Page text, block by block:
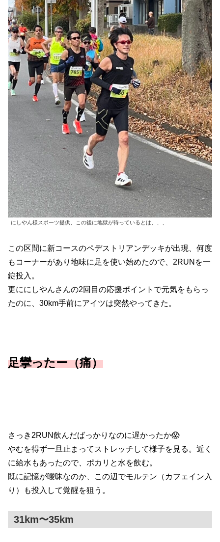
にしやん様スポーツ提供、この後に地獄が待っているとは、、、
この区間に新コースのペデストリアンデッキが出現、何度
もコーナーがあり地味に足を使い始めたので、2RUNを一
錠投入。
更ににしやんさんの2回目の応援ポイントで元気をもらっ
たのに、30km手前にアイツは突然やってきた。
足攣ったー（痛）
さっき2RUN飲んだばっかりなのに遅かったか😱
やむを得ず一旦止まってストレッチして様子を見る。近く
に給水もあったので、ポカリと水を飲む。
既に記憶が曖昧なのか、この辺でモルテン（カフェイン入
り）も投入して覚醒を狙う。
31km〜35km